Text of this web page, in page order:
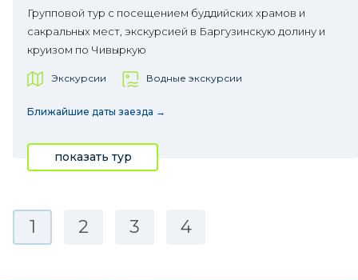
Групповой тур с посещением буддийских храмов и
сакральных мест, экскурсией в Баргузинскую долину и
круизом по Чивыркую
Экскурсии Водные экскурсии
Ближайшие даты заезда →
показать тур
1 2 3 4